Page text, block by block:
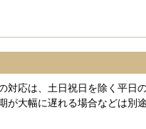
応は、土日祝日を除く平日
が大幅に遅れる場合などは別